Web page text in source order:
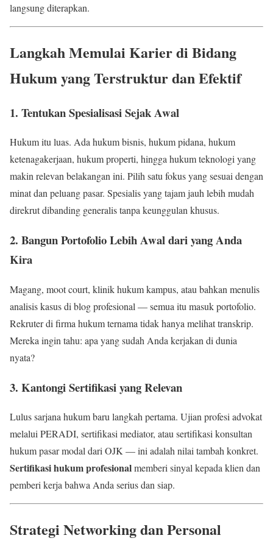
langsung diterapkan.
Langkah Memulai Karier di Bidang
Hukum yang Terstruktur dan Efektif
1. Tentukan Spesialisasi Sejak Awal
Hukum itu luas. Ada hukum bisnis, hukum pidana, hukum
ketenagakerjaan, hukum properti, hingga hukum teknologi yang
makin relevan belakangan ini. Pilih satu fokus yang sesuai dengan
minat dan peluang pasar. Spesialis yang tajam jauh lebih mudah
direkrut dibanding generalis tanpa keunggulan khusus.
2. Bangun Portofolio Lebih Awal dari yang Anda
Kira
Magang, moot court, klinik hukum kampus, atau bahkan menulis
analisis kasus di blog profesional — semua itu masuk portofolio.
Rekruter di firma hukum ternama tidak hanya melihat transkrip.
Mereka ingin tahu: apa yang sudah Anda kerjakan di dunia
nyata?
3. Kantongi Sertifikasi yang Relevan
Lulus sarjana hukum baru langkah pertama. Ujian profesi advokat
melalui PERADI, sertifikasi mediator, atau sertifikasi konsultan
hukum pasar modal dari OJK — ini adalah nilai tambah konkret.
Sertifikasi hukum profesionalmemberi sinyal kepada klien dan
pemberi kerja bahwa Anda serius dan siap.
Strategi Networking dan Personal